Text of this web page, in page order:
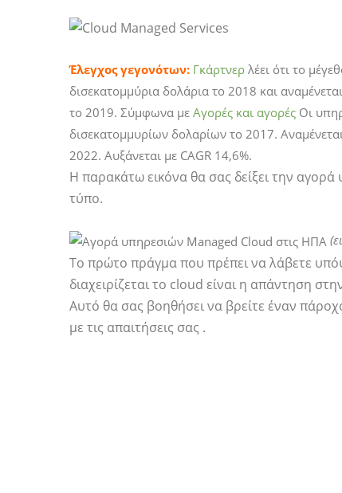
Έλεγχος γεγονότων: Γκάρτνερ λέει ότι το
δισεκατομμύρια δολάρια το 2018 και
το 2019. Σύμφωνα με Αγορές και αγορές Οι
δισεκατομμυρίων δολαρίων το 2017.
2022. Αυξάνεται με CAGR 14,6%.
Η παρακάτω εικόνα θα σας δείξει την
τύπο.
Το πρώτο πράγμα που πρέπει να λάβετε
διαχειρίζεται το cloud είναι η απάντηση
Αυτό θα σας βοηθήσει να βρείτε έναν
με τις απαιτήσεις σας .